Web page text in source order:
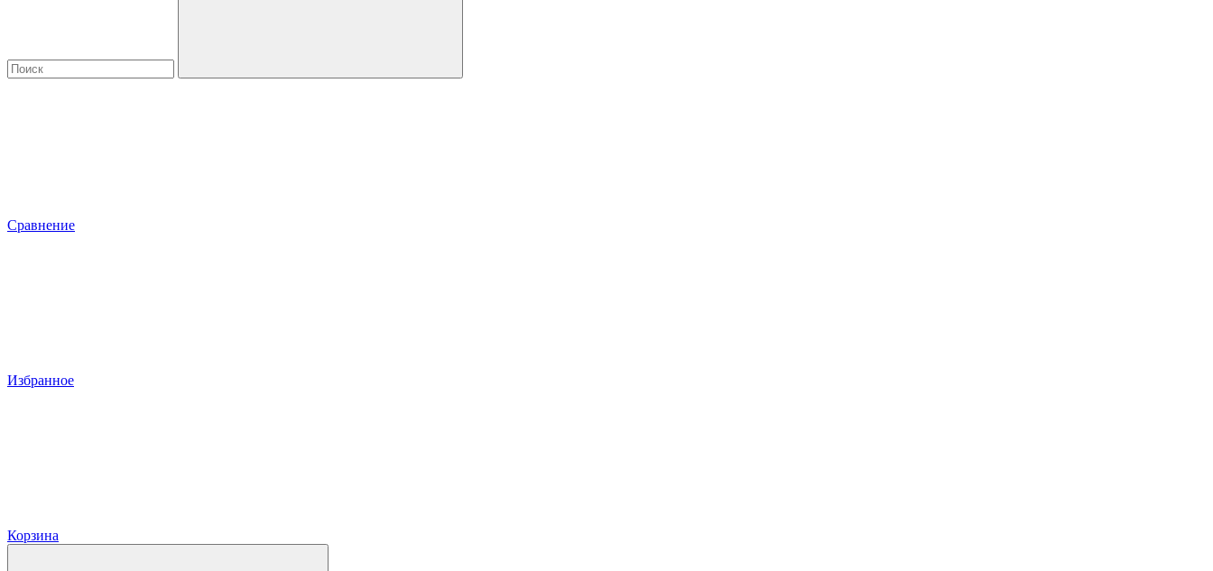
Сравнение
Избранное
Корзина